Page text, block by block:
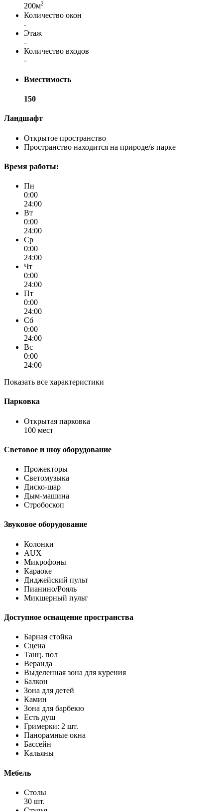
200м2
Количество окон
-
Этаж
-
Количество входов
-
Вместимость
150
Ландшафт
Открытое пространство
Пространство находится на природе/в парке
Время работы:
Пн
0:00
24:00
Вт
0:00
24:00
Ср
0:00
24:00
Чт
0:00
24:00
Пт
0:00
24:00
Сб
0:00
24:00
Вс
0:00
24:00
Показать все характеристики
Парковка
Открытая парковка
100 мест
Световое и шоу оборудование
Прожекторы
Светомузыка
Диско-шар
Дым-машина
Стробоскоп
Звуковое оборудование
Колонки
AUX
Микрофоны
Караоке
Диджейский пульт
Пианино/Рояль
Микшерный пульт
Доступное оснащение пространства
Барная стойка
Сцена
Танц. пол
Веранда
Выделенная зона для курения
Балкон
Зона для детей
Камин
Зона для барбекю
Есть душ
Гримерки: 2 шт.
Панорамные окна
Бассейн
Кальяны
Мебель
Столы
30 шт.